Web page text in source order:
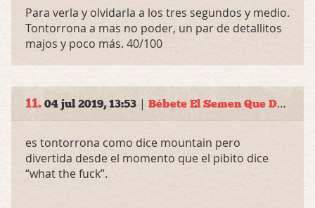
Para verla y olvidarla a los tres segundos y medio.
Tontorrona a mas no poder, un par de detallitos
majos y poco más. 40/100
11. 04 jul 2019, 13:53 | Bébete El Semen Que Dejé En El Freezer
es tontorrona como dice mountain pero
divertida desde el momento que el pibito dice
“what the fuck”.